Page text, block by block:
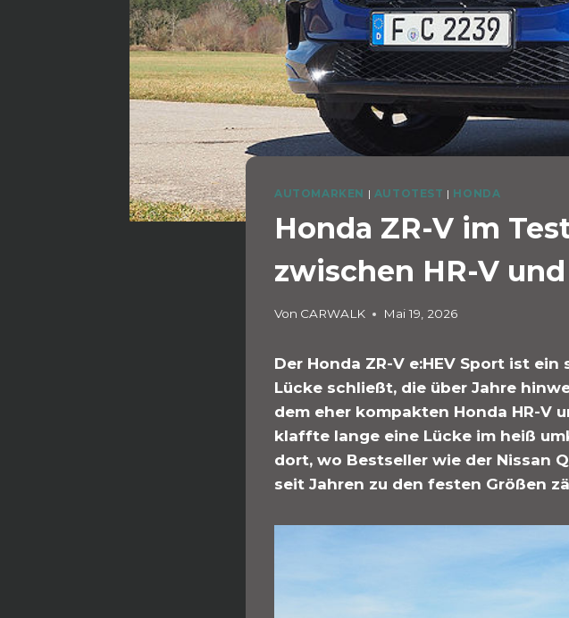
AUTOMARKEN | AUTOTEST | HONDA
Honda ZR-V im
zwischen HR-V und
Von CARWALK Mai 19, 2026
Der Honda ZR-V e:HEV Sport ist
Lücke schließt, die über Jahre
dem eher kompakten Honda HR-V
klaffte lange eine Lücke im heiß
dort, wo Bestseller wie der Nissan
seit Jahren zu den festen Größen